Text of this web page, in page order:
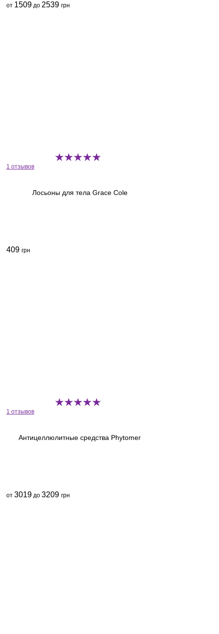
от 1509 до 2539 грн
1 отзывов
Лосьоны для тела Grace Cole
409 грн
1 отзывов
Антицеллюлитные средства Phytomer
от 3019 до 3209 грн